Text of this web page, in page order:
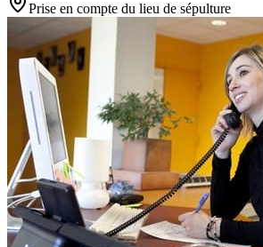
Prise en compte du lieu de sépulture